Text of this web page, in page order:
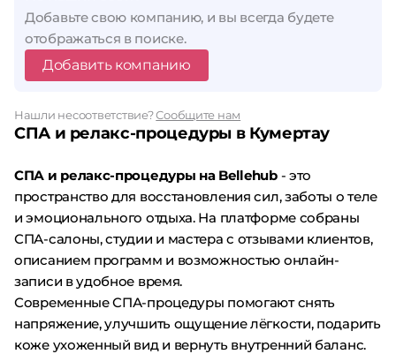
Добавьте свою компанию, и вы всегда будете
отображаться в поиске.
Добавить компанию
Нашли несоответствие?Сообщите нам
СПА и релакс-процедуры в Кумертау
СПА и релакс-процедуры на Bellehub- это
пространство для восстановления сил, заботы о теле
и эмоционального отдыха. На платформе собраны
СПА-салоны, студии и мастера с отзывами клиентов,
описанием программ и возможностью онлайн-
записи в удобное время.
Современные СПА-процедуры помогают снять
напряжение, улучшить ощущение лёгкости, подарить
коже ухоженный вид и вернуть внутренний баланс.